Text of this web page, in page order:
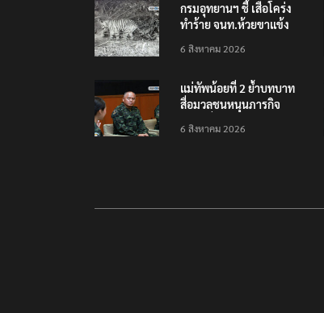
กรมอุทยานฯ ชี้ เสือโคร่ง
ทำร้าย จนท.ห้วยขาแข้ง
บังเอิญ ไม่เข้าข่าย ‘เสือ
6 สิงหาคม 2026
แม่ทัพน้อยที่ 2 ย้ำบทบาท
สื่อมวลชนหนุนภารกิจ
6 สิงหาคม 2026